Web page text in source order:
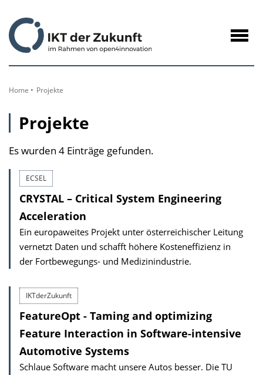
Inhalt
Home Projekte
Projekte
Es wurden 4 Einträge gefunden.
ECSEL
CRYSTAL – Critical System Engineering
Acceleration
Ein europaweites Projekt unter österreichischer Leitung
vernetzt Daten und schafft höhere Kosteneffizienz in
der Fortbewegungs- und Medizinindustrie.
IKTderZukunft
FeatureOpt - Taming and optimizing
Feature Interaction in Software-intensive
Automotive Systems
Schlaue Software macht unsere Autos besser. Die TU